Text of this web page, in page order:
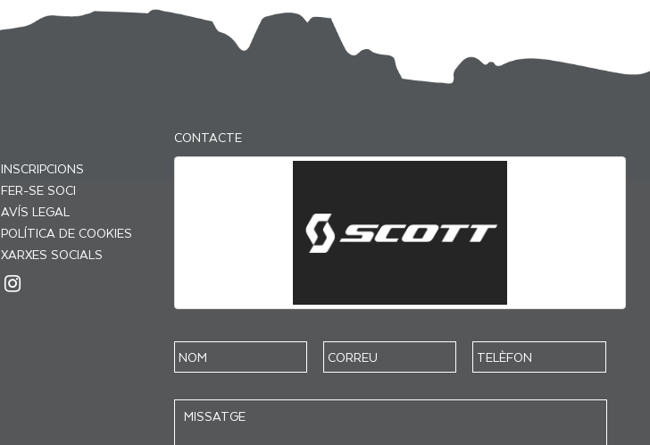
INSCRIPCIONS
FER-SE SOCI
AVÍS LEGAL
POLÍTICA DE COOKIES
XARXES SOCIALS
CONTACTE